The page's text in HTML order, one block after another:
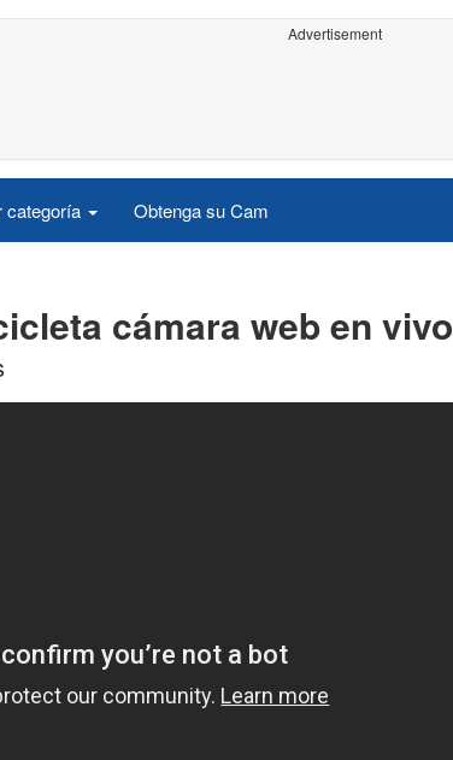
Advertisement
categoría Obtenga su Cam
cámara web en vivo